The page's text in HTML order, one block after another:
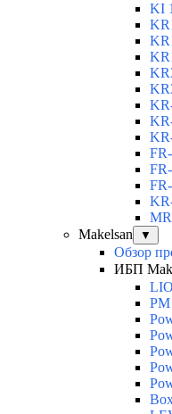
KI
Makelsan
▼
Обзор
ИБП